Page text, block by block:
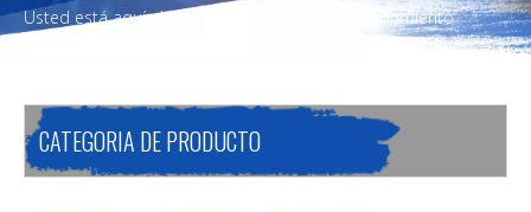
Usted está aquí: Hogar
Recubrimiento
marino y costa afuera;una pintura resistente al calor a base de
CATEGORIA DE PRODUCTO